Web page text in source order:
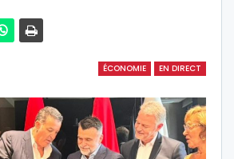
ÉCONOMIE EN DIRECT